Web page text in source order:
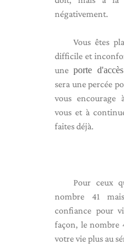
négativement.
Vous êtes
difficile et
uneporte
sera une percée
vous encourage
vous et à
faites déjà.
Pour ceux
nombre 41
confiance pour
façon, le nombre
votre vie plus au